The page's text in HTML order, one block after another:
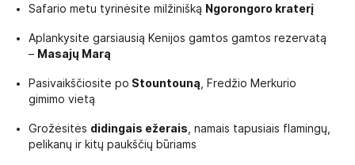
Safario metu tyrinėsite milžinišką Ngorongoro kraterį
Aplankysite garsiausią Kenijos gamtos gamtos rezervatą
– Masajų Marą
Pasivaikščiosite po Stountouną , Fredžio Merkurio
gimimo vietą
Grožėsitės didingais ežerais , namais tapusiais flamingų,
pelikanų ir kitų paukščių būriams